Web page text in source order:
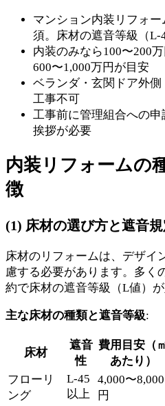
マンション内装リフォ
須。床材の遮音等級（L-
内装のみなら100〜200
600〜1,000万円が目安
ベランダ・玄関ドア外
工事不可
工事前に管理組合への
挨拶が必要
内装リフォームの
徴
(1) 床材の選び方と遮音
床材のリフォームは、デザイ
慮する必要があります。多く
約で床材の遮音等級（L値）が
主な床材の種類と遮音等級:
床材
遮音
性
費用目安（
あたり）
フローリ
ング
L-45
以上
4,000〜8,000
円